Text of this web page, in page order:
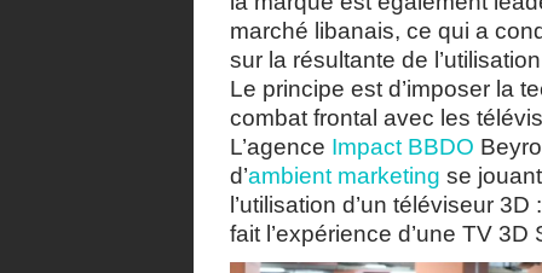
marché libanais, ce qui a
sur la résultante de
Le principe est d’imposer la
combat frontal avec les
L’agence Impact BBDO
d’ambient marketing se
l’utilisation d’un téléviseur
fait l’expérience d’une TV 3D